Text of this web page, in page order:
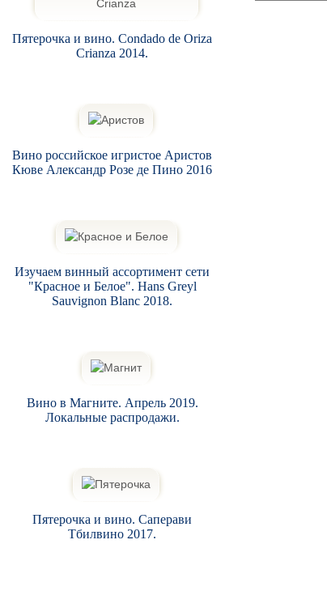
Пятерочка и вино. Condado de Oriza
Crianza 2014.
Вино российское игристое Аристов
Кюве Александр Розе де Пино 2016
Изучаем винный ассортимент сети
"Красное и Белое". Hans Greyl
Sauvignon Blanc 2018.
Вино в Магните. Апрель 2019.
Локальные распродажи.
Пятерочка и вино. Саперави
Тбилвино 2017.